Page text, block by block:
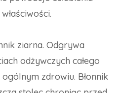
ziarna. Odgrywa
odżywczych całego
zdrowiu. Błonnik